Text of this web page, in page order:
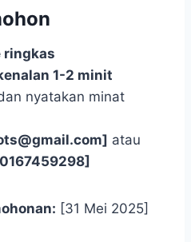
ringkas
1-2 minit
nyatakan minat
atau
[31 Mei 2025]